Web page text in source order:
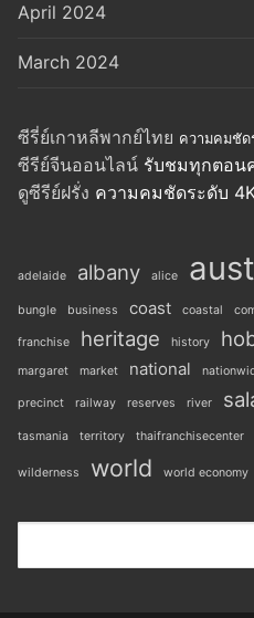
April 2024
March 2024
ซีรี่ย์เกาหลีพากย์ไทย ความคมชัด
ซีรีย์จีนออนไลน์ รับชมทุกตอน
ดูซีรีย์ฝรั่ง ความคมชัดระดับ
adelaide albany alice
bungle business coast coastal
franchise heritage history
margaret
market national
precinct railway reserves river
tasmania territory thaifranchisecenter
wilderness world world economy